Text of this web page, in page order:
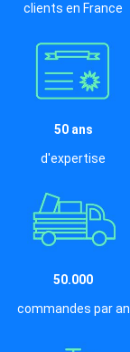
clients en France
50 ans
d'expertise
50.000
commandes par an